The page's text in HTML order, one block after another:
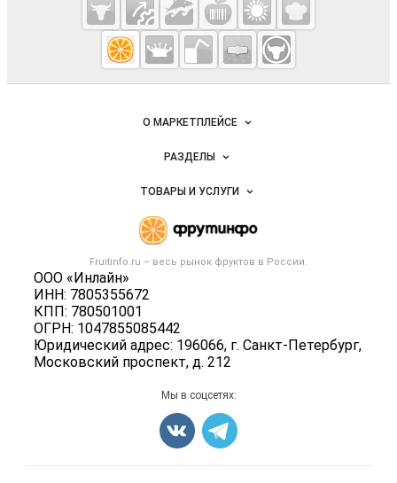
Fruitinfo.ru
— рынок
фруктов
Важные разделы и контакты
Fruitinfo.ru – весь рынок фруктов в России.
ООО «Инлайн»
ИНН: 7805355672
КПП: 780501001
ОГРН: 1047855085442
Юридический адрес: 196066, г. Санкт-Петербург,
Московский проспект, д. 212
Навигация по сайтуО МАРКЕТПЛЕЙСЕ
Новости Fruitinfo.ru
Размещение рекламы
Публичная оферта
Контактная информация
Политика обработки персональных данных
РАЗДЕЛЫ
Объявления
Новости рынка
ТОВАРЫ И УСЛУГИ
Готовая продукция
Фрукты
Грибы
Оборудование
Карта объявлений
Мы в соцсетях: